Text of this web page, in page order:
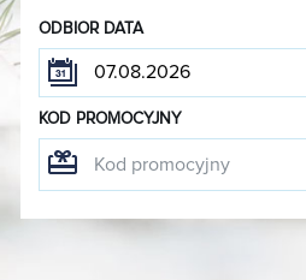
ODBIOR DATA
KOD PROMOCYJNY